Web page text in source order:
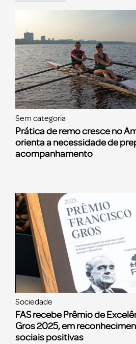
Sem categoria
Prática de remo cresce no
orienta a necessidade de
acompanhamento
Sociedade
FAS recebe Prêmio de
Gros 2025, em
sociais positivas